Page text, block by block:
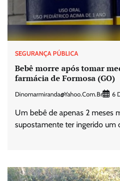
SEGURANÇA PÚBLICA
Bebê morre após tomar
farmácia de Formosa (GO)
Dinomarmiranda@yahoo.com.br 6
Um bebê de apenas 2 meses
supostamente ter ingerido um